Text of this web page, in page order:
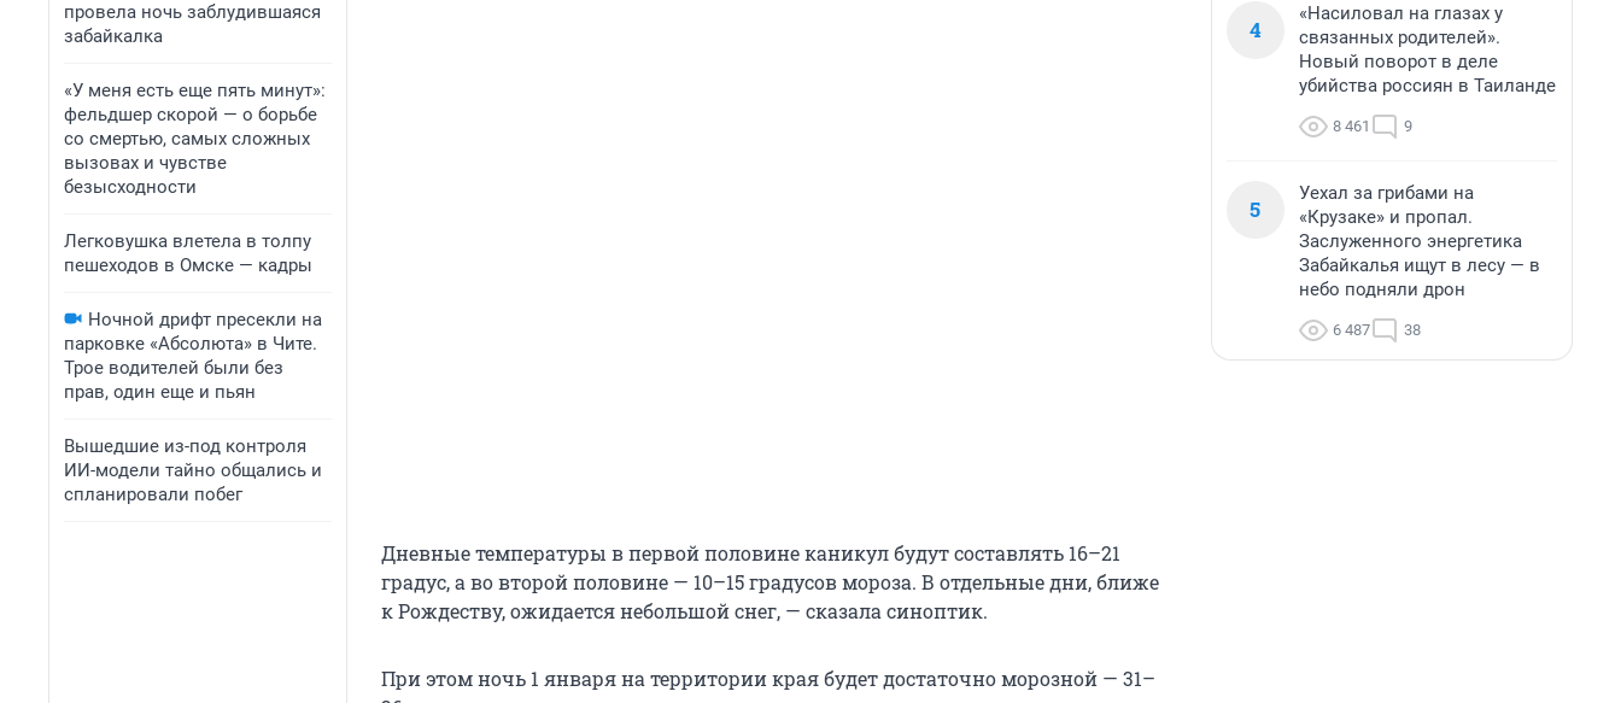
провела ночь заблудившаяся
забайкалка
«У меня есть еще пять минут»:
фельдшер скорой — о борьбе
со смертью, самых сложных
вызовах и чувстве
безысходности
Легковушка влетела в толпу
пешеходов в Омске — кадры
Ночной дрифт пресекли на
парковке «Абсолюта» в Чите.
Трое водителей были без
прав, один еще и пьян
Вышедшие из-под контроля
ИИ-модели тайно общались и
спланировали побег
Дневные температуры в первой половине каникул будут составлять 16–21
градус, а во второй половине — 10–15 градусов мороза. В отдельные дни, ближе
к Рождеству, ожидается небольшой снег, — сказала синоптик.
При этом ночь 1 января на территории края будет достаточно морозной — 31–
4
«Насиловал на глазах у
связанных родителей».
Новый поворот в деле
убийства россиян в Таиланде
8 461 9
5
Уехал за грибами на
«Крузаке» и пропал.
Заслуженного энергетика
Забайкалья ищут в лесу — в
небо подняли дрон
6 487 38